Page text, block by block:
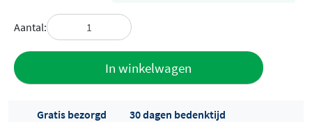
Aantal:
In winkelwagen
Gratis bezorgd
30 dagen bedenktijd